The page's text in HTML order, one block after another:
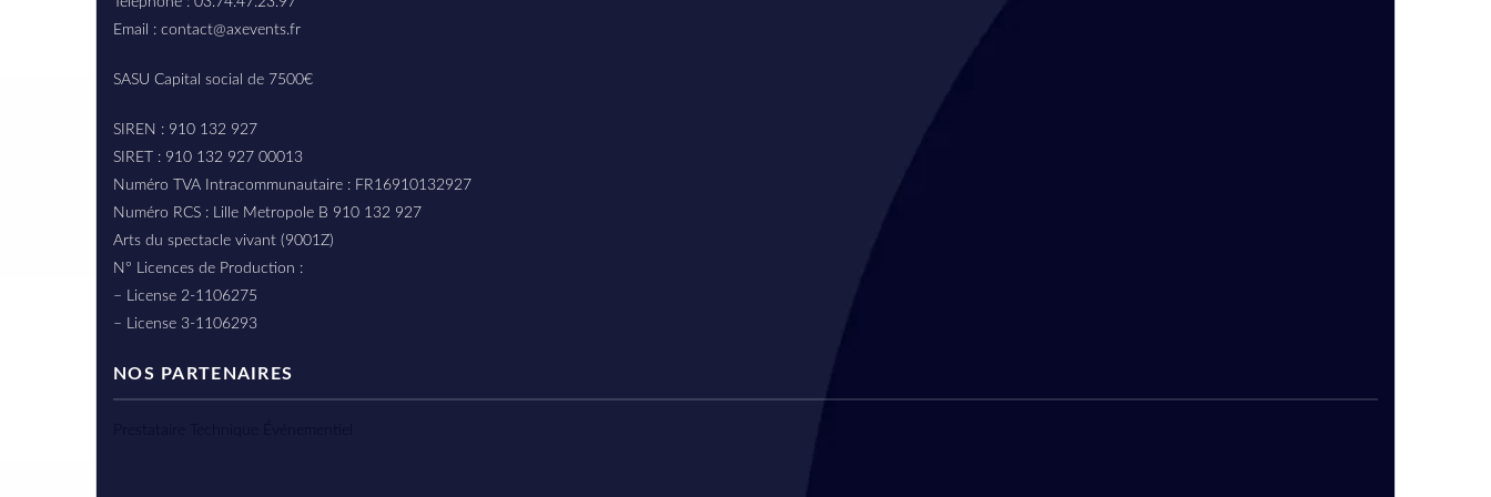
Email : contact@axevents.fr
SASU Capital social de 7500€
SIREN : 910 132 927
SIRET : 910 132 927 00013
Numéro TVA Intracommunautaire : FR16910132927
Numéro RCS : Lille Metropole B 910 132 927
Arts du spectacle vivant (9001Z)
N° Licences de Production :
– License 2-1106275
– License 3-1106293
NOS PARTENAIRES